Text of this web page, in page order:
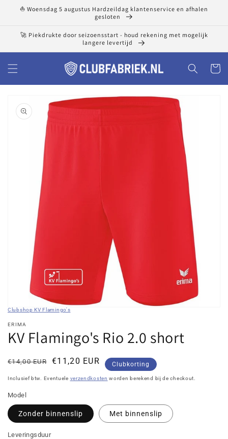
naar de
⛵ Woensdag 5 augustus Hardzeildag klantenservice en afhalen
gesloten
🚀 Piekdrukte door seizoensstart - houd rekening met mogelijk
langere levertijd
direct naar
galerieweergave
Clubshop KV Flamingo's
ERIMA
KV Flamingo's Rio 2.0 short
Normale
€14,00 EUR
Kortingsprijs€11,20 EUR Clubkorting
Inclusief btw. Eventuele verzendkosten worden berekend bij de checkout.
Model
Zonder binnenslip Met binnenslip
Leveringsduur